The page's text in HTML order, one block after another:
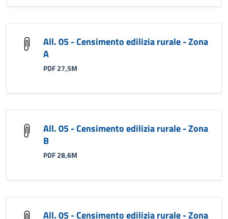
All. 05 - Censimento edilizia rurale - Zona
A
PDF 27,5M
All. 05 - Censimento edilizia rurale - Zona
B
PDF 28,6M
All. 05 - Censimento edilizia rurale - Zona